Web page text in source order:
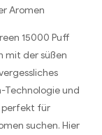
Aromen
15000 Puff
mit der süßen
Technologie und
perfekt für
suchen. Hier